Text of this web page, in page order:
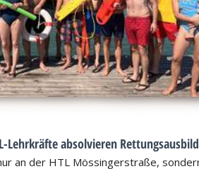
Lehrkräfte absolvieren
an der HTL Mössingerstraße,